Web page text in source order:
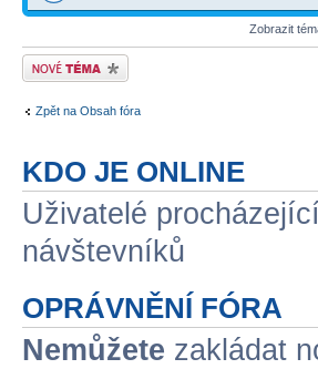
Zobrazit
Odeslat nové téma
Zpět na Obsah fóra
KDO JE ONLINE
Uživatelé
návštevníků
OPRÁVNĚNÍ FÓRA
Nemůžete zakládat